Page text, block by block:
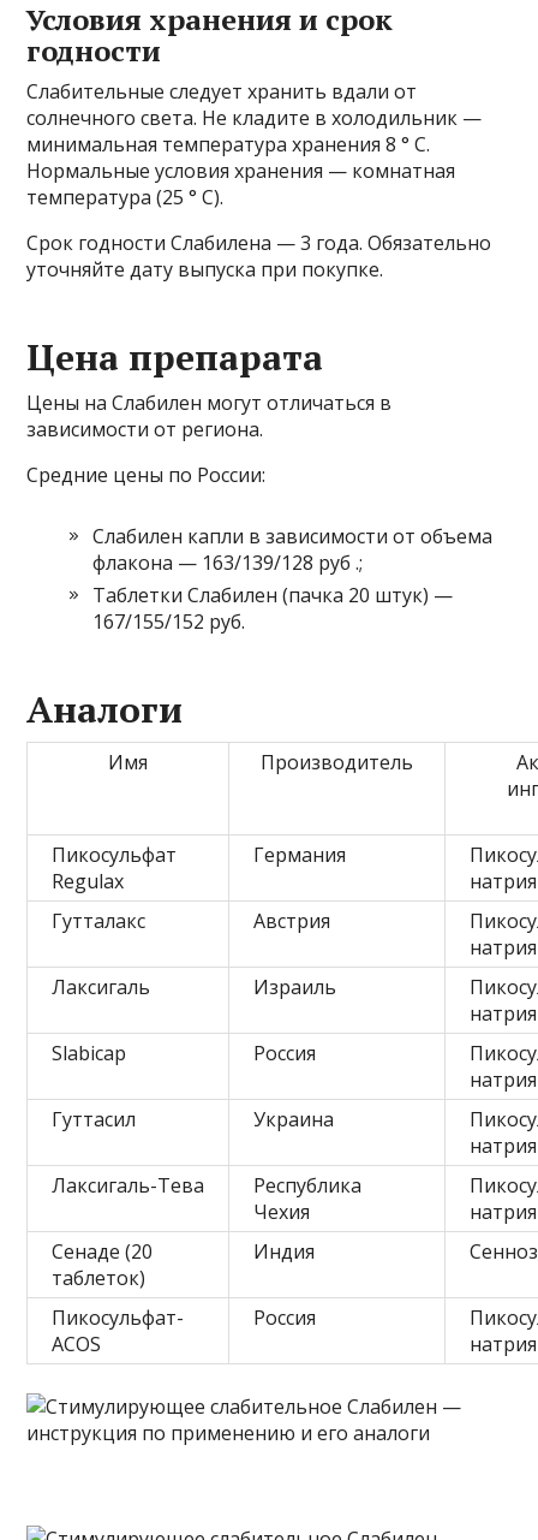
Условия хранения и срок
годности
Слабительные следует хранить вдали от
солнечного света. Не кладите в холодильник —
минимальная температура хранения 8 ° С.
Нормальные условия хранения — комнатная
температура (25 ° C).
Срок годности Слабилена — 3 года. Обязательно
уточняйте дату выпуска при покупке.
Цена препарата
Цены на Слабилен могут отличаться в
зависимости от региона.
Средние цены по России:
Слабилен капли в зависимости от объема
флакона — 163/139/128 руб .;
Таблетки Слабилен (пачка 20 штук) —
167/155/152 руб.
Аналоги
Имя Производитель
Пикосульфат
Regulax
Германия
натрия
Гутталакс
Австрия
натрия
Лаксигаль
Израиль
натрия
Slabicap
Россия
натрия
Гуттасил
Украина
натрия
Лаксигаль-Тева
Республика
Чехия
натрия
Сенаде (20
таблеток)
Индия
Пикосульфат-
ACOS
Россия
натрия